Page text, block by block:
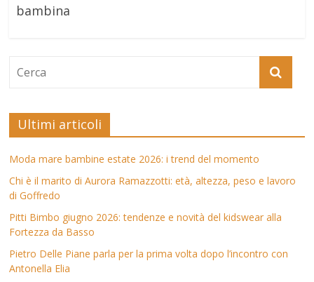
bambina
Ultimi articoli
Moda mare bambine estate 2026: i trend del momento
Chi è il marito di Aurora Ramazzotti: età, altezza, peso e lavoro
di Goffredo
Pitti Bimbo giugno 2026: tendenze e novità del kidswear alla
Fortezza da Basso
Pietro Delle Piane parla per la prima volta dopo l’incontro con
Antonella Elia